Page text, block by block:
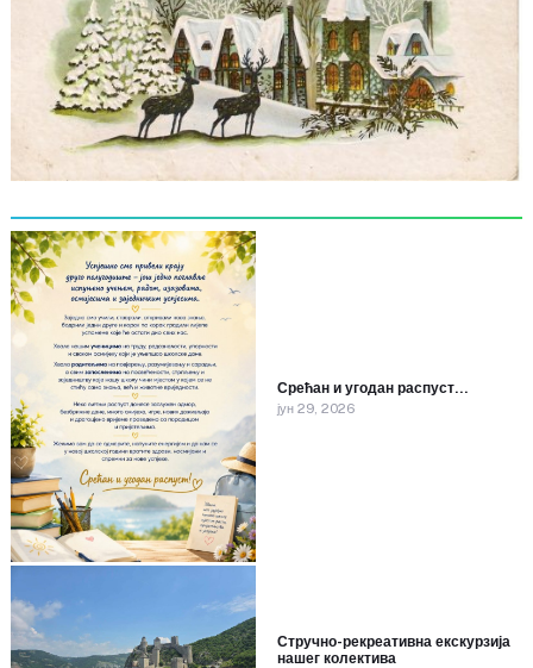
Срећан и угодан распуст…
јун 29, 2026
Стручно-рекреативна екскурзија
нашег колектива